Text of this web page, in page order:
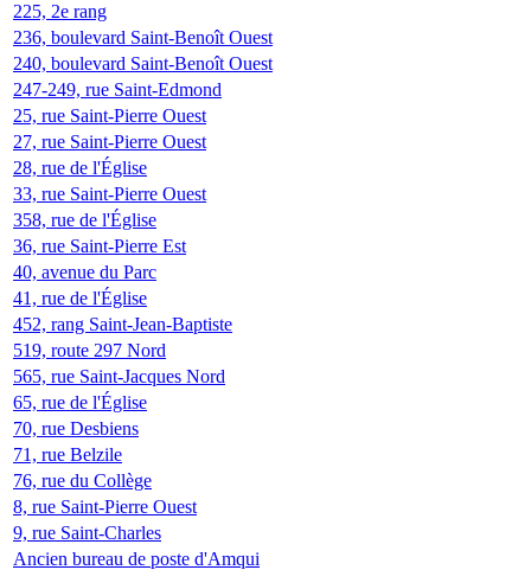
225, 2e rang
236, boulevard Saint-Benoît Ouest
240, boulevard Saint-Benoît Ouest
247-249, rue Saint-Edmond
25, rue Saint-Pierre Ouest
27, rue Saint-Pierre Ouest
28, rue de l'Église
33, rue Saint-Pierre Ouest
358, rue de l'Église
36, rue Saint-Pierre Est
40, avenue du Parc
41, rue de l'Église
452, rang Saint-Jean-Baptiste
519, route 297 Nord
565, rue Saint-Jacques Nord
65, rue de l'Église
70, rue Desbiens
71, rue Belzile
76, rue du Collège
8, rue Saint-Pierre Ouest
9, rue Saint-Charles
Ancien bureau de poste d'Amqui